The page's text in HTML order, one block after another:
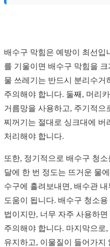
배수구 막힘은 예방이 최선입
를 기울이면 배수구 막힘을
물 쓰레기는 반드시 분리수거
주의해야 합니다. 둘째, 머리
거름망을 사용하고, 주기적으
찌꺼기는 절대로 싱크대에 버
처리해야 합니다.
또한, 정기적으로 배수구 청
달에 한 번 정도는 뜨거운 물
수구에 흘려보내면, 배수관
도움이 됩니다. 배수구 청소
법이지만, 너무 자주 사용하
주의해야 합니다. 마지막으로
유지하고, 이물질이 들어가지